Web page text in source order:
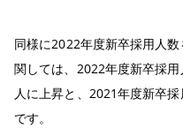
同様に2022年度新卒採用人
関しては、2022年度新卒採
人に上昇と、2021年度新卒
です。